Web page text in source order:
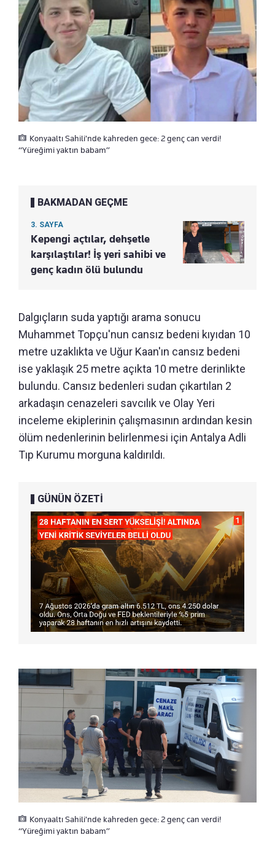
Konyaaltı Sahili'nde kahreden gece: 2 genç can verdi!
“Yüreğimi yaktın babam”
BAKMADAN GEÇME
3. SAYFA
Kepengi açtılar, dehşetle
karşılaştılar! İş yeri sahibi ve
genç kadın ölü bulundu
Dalgıçların suda yaptığı arama sonucu
Muhammet Topçu'nun cansız bedeni kıyıdan 10
metre uzaklıkta ve Uğur Kaan'ın cansız bedeni
ise yaklaşık 25 metre açıkta 10 metre derinlikte
bulundu. Cansız bedenleri sudan çıkartılan 2
arkadaşın cenazeleri savcılık ve Olay Yeri
inceleme ekiplerinin çalışmasının ardından kesin
ölüm nedenlerinin belirlenmesi için Antalya Adli
Tıp Kurumu morguna kaldırıldı.
GÜNÜN ÖZETİ
Konyaaltı Sahili'nde kahreden gece: 2 genç can verdi!
“Yüreğimi yaktın babam”